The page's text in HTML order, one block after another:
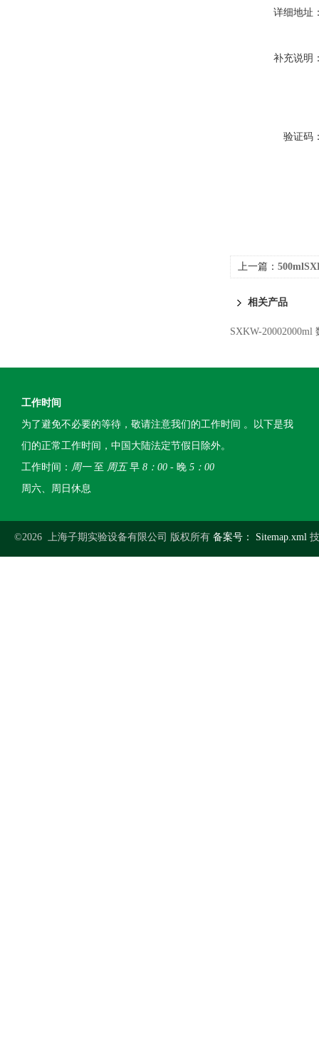
详细地址
补充说明
验证码
上一篇：
相关产品
SXKW-20002000ml
工作时间
为了避免不必要的等待，敬请注意我们的工作时间 。以下是我
们的正常工作时间，中国大陆法定节假日除外。
工作时间： 周一至 周五早 8：00 - 晚 5：00
周六、周日休息
©2026 上海子期实验设备有限公司 版权所有 备案号： Sitemap.xml